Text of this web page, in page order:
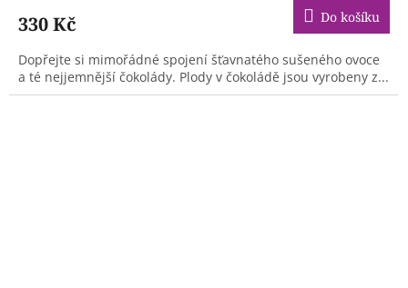
330 Kč Do košíku
Dopřejte si mimořádné spojení šťavnatého sušeného ovoce
a té nejjemnější čokolády. Plody v čokoládě jsou vyrobeny z...